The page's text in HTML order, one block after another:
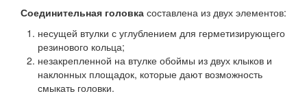
Соединительная головка составлена из двух элементов:
несущей втулки с углублением для герметизирующего
резинового кольца;
незакрепленной на втулке обоймы из двух клыков и
наклонных площадок, которые дают возможность
смыкать головки.